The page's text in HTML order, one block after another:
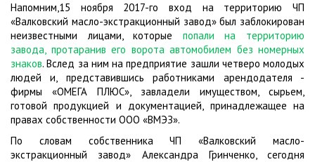
Напомним,15 ноября 2017-го вход на территорию ЧП
«Валковский масло-экстракционный завод» был заблокирован
неизвестными лицами, которые попали на территорию
завода, протаранив его ворота автомобилем без номерных
знаков. Вслед за ним на предприятие зашли четверо молодых
людей и, представившись работниками арендодателя -
фирмы «ОМЕГА ПЛЮС», завладели имуществом, сырьем,
готовой продукцией и документацией, принадлежащее на
правах собственности ООО «ВМЭЗ».
По словам собственника ЧП «Валковский масло-
экстракционный завод» Александра Гринченко, сегодня